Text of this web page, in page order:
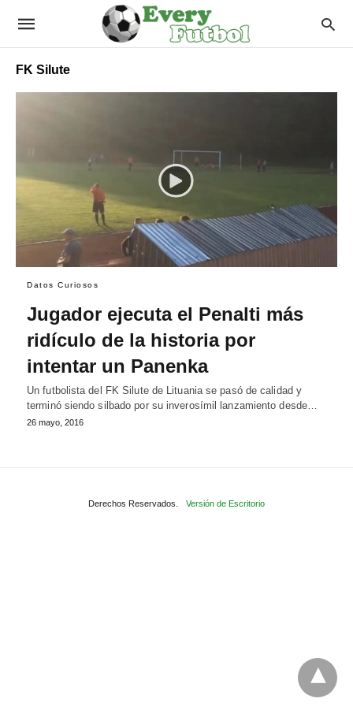
FK Silute
Datos Curiosos
Jugador ejecuta el Penalti más
ridículo de la historia por
intentar un Panenka
Un futbolista del FK Silute de Lituania se pasó de calidad y
terminó siendo silbado por su inverosímil lanzamiento desde…
26 mayo, 2016
Derechos Reservados. Versión de Escritorio